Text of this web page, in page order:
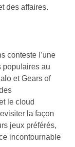
des affaires.
conteste l’une
populaires au
et Gears of
le cloud
la façon
jeux préférés,
incontournable